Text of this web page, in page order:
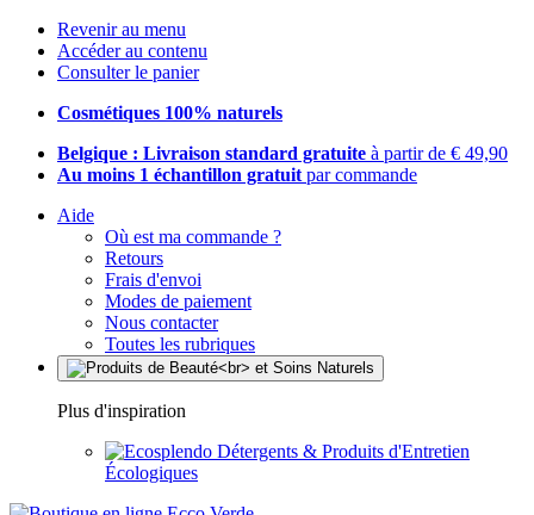
Revenir au menu
Accéder au contenu
Consulter le panier
Cosmétiques 100% naturels
Belgique : Livraison standard gratuite à partir de € 49,90
Au moins 1 échantillon gratuit par commande
Aide
Où est ma commande ?
Retours
Frais d'envoi
Modes de paiement
Nous contacter
Toutes les rubriques
Plus d'inspiration
Détergents & Produits d'Entretien
Écologiques